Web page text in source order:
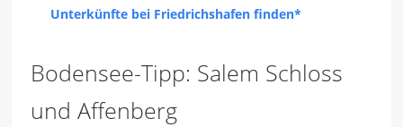
Unterkünfte bei Friedrichshafen finden*
Bodensee-Tipp: Salem Schloss
und Affenberg